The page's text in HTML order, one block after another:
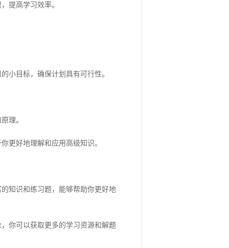
提高学习效率。
目标，确保计划具有可行性。
理。
好地理解和应用高级知识。
知识和练习题，能够帮助你更好地
你可以获取更多的学习资源和解题